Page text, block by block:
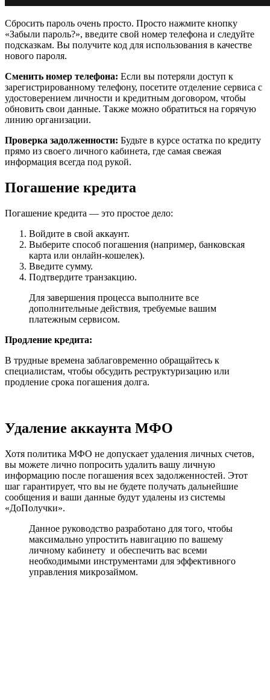
Сбросить пароль очень просто. Просто нажмите кнопку
«Забыли пароль?», введите свой номер телефона и следуйте
подсказкам. Вы получите код для использования в качестве
нового пароля.
Сменить номер телефона: Если вы потеряли доступ к
зарегистрированному телефону, посетите отделение сервиса с
удостоверением личности и кредитным договором, чтобы
обновить свои данные. Также можно обратиться на горячую
линию организации.
Проверка задолженности: Будьте в курсе остатка по кредиту
прямо из своего личного кабинета, где самая свежая
информация всегда под рукой.
Погашение кредита
Погашение кредита — это простое дело:
Войдите в свой аккаунт.
Выберите способ погашения (например, банковская
карта или онлайн-кошелек).
Введите сумму.
Подтвердите транзакцию.
Для завершения процесса выполните все
дополнительные действия, требуемые вашим
платежным сервисом.
Продление кредита:
В трудные времена заблаговременно обращайтесь к
специалистам, чтобы обсудить реструктуризацию или
продление срока погашения долга.
Удаление аккаунта МФО
Хотя политика МФО не допускает удаления личных счетов,
вы можете лично попросить удалить вашу личную
информацию после погашения всех задолженностей. Этот
шаг гарантирует, что вы не будете получать дальнейшие
сообщения и ваши данные будут удалены из системы
«ДоПолучки».
Данное руководство разработано для того, чтобы
максимально упростить навигацию по вашему
личному кабинету и обеспечить вас всеми
необходимыми инструментами для эффективного
управления микрозаймом.